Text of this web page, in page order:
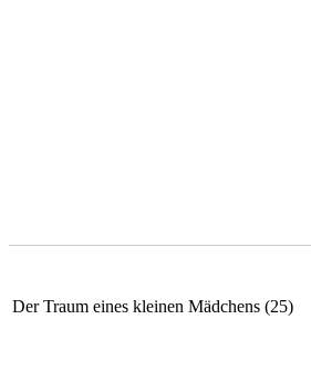
Der Traum eines kleinen Mädchens (25)